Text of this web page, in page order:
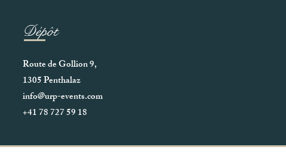
Dépôt
Route de Gollion 9,
1305 Penthalaz
info@urp-events.com
+41 78 727 59 18